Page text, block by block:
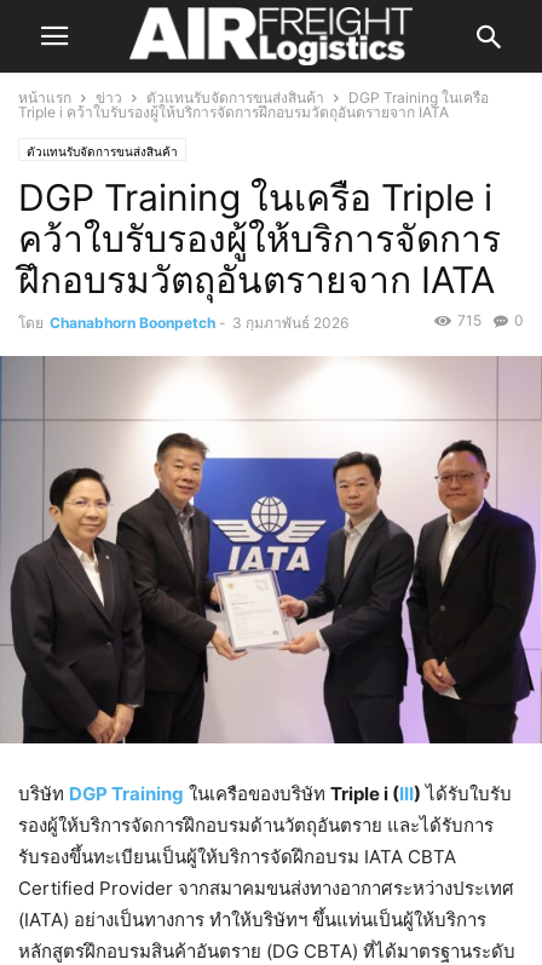
หน้าแรก ข่าว ตัวแทนรับจัดการขนส่งสินค้า
DGP Training ในเครือ
Triple i คว้าใบรับรองผู้ให้บริการจัดการฝึกอบรมวัตถุอันตรายจาก IATA
ตัวแทนรับจัดการขนส่งสินค้า
DGP Training ในเครือ Triple i
คว้าใบรับรองผู้ให้บริการจัดการ
ฝึกอบรมวัตถุอันตรายจาก IATA
โดย Chanabhorn Boonpetch - 3 กุมภาพันธ์ 2026 0
715
บริษัท DGP Training ในเครือของบริษัท Triple i (III) ได้รับใบรับ
รองผู้ให้บริการจัดการฝึกอบรมด้านวัตถุอันตราย และได้รับการ
รับรองขึ้นทะเบียนเป็นผู้ให้บริการจัดฝึกอบรม IATA CBTA
Certified Provider จากสมาคมขนส่งทางอากาศระหว่างประเทศ
(IATA) อย่างเป็นทางการ ทำให้บริษัทฯ ขึ้นแท่นเป็นผู้ให้บริการ
หลักสูตรฝึกอบรมสินค้าอันตราย (DG CBTA) ที่ได้มาตรฐานระดับ